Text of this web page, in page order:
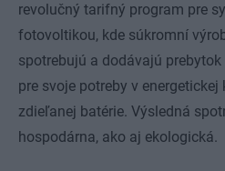
revolučný tarifný program pre
fotovoltikou, kde súkromní
spotrebujú a dodávajú prebytok
pre svoje potreby v
zdieľanej batérie. Výsledná
hospodárna, ako aj ekologická.